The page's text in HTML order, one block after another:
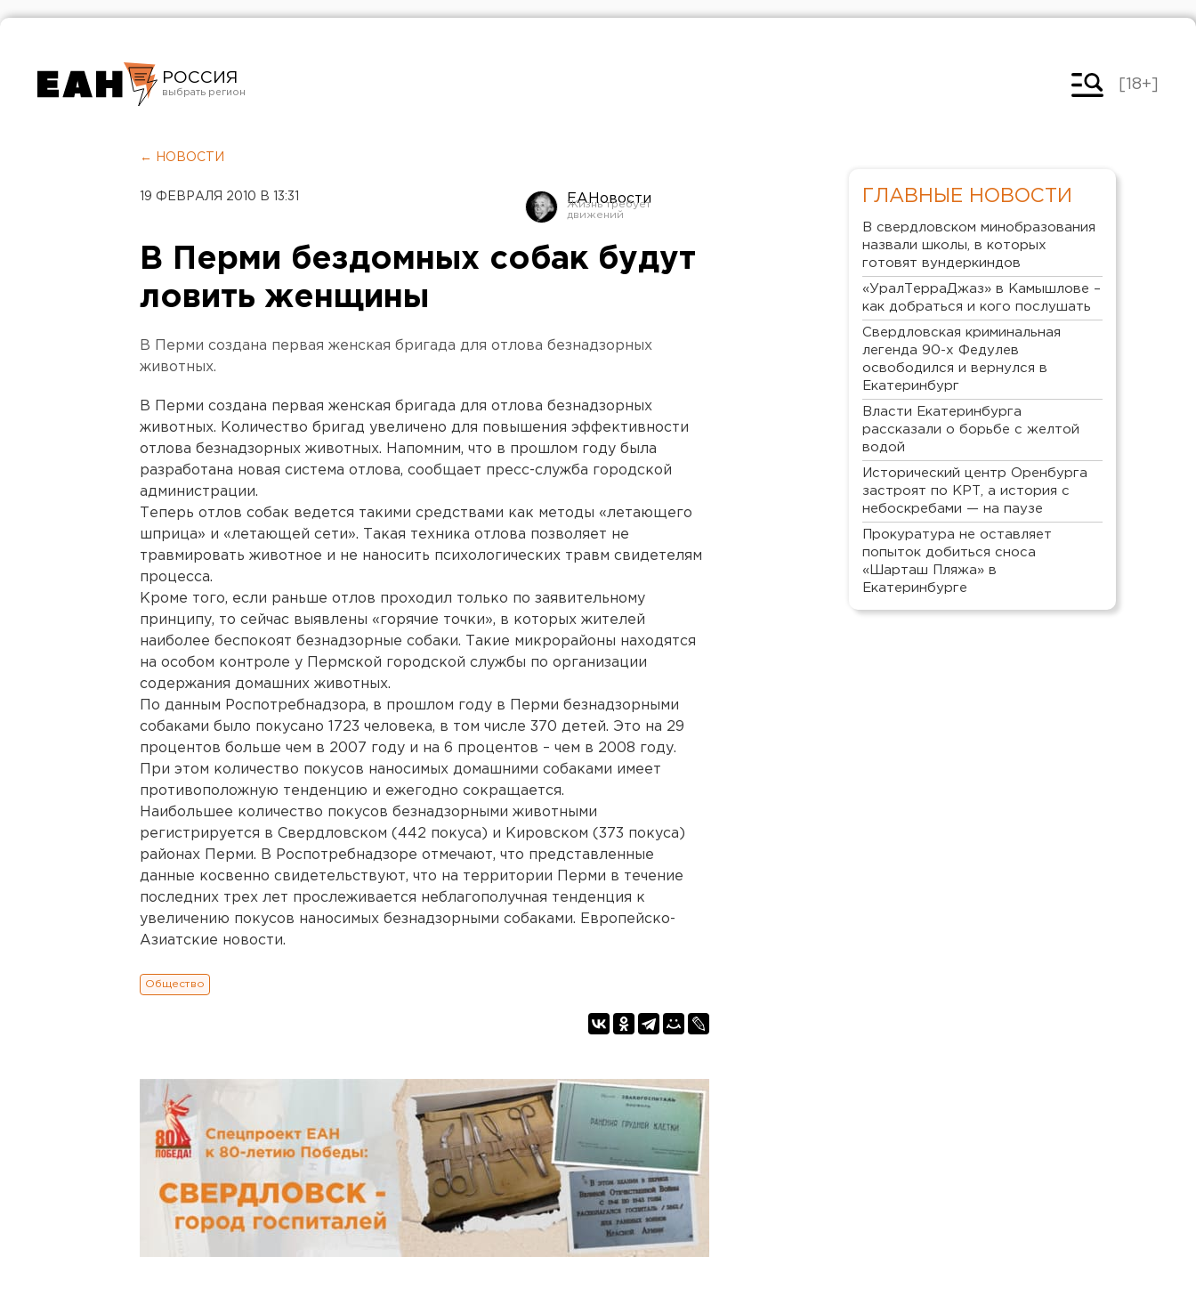
РОССИЯ
Челябинск
[18+]
← НОВОСТИ
19 ФЕВРАЛЯ 2010 В 13:31 ЕАНовости
В Перми бездомных собак будут
ловить женщины
В Перми создана первая женская бригада для отлова безнадзорных
животных.
В Перми создана первая женская бригада для отлова безнадзорных
животных. Количество бригад увеличено для повышения эффективности
отлова безнадзорных животных. Напомним, что в прошлом году была
разработана новая система отлова, сообщает пресс-служба городской
администрации.
Теперь отлов собак ведется такими средствами как методы «летающего
шприца» и «летающей сети». Такая техника отлова позволяет не
травмировать животное и не наносить психологических травм свидетелям
процесса.
Кроме того, если раньше отлов проходил только по заявительному
принципу, то сейчас выявлены «горячие точки», в которых жителей
наиболее беспокоят безнадзорные собаки. Такие микрорайоны находятся
на особом контроле у Пермской городской службы по организации
содержания домашних животных.
По данным Роспотребнадзора, в прошлом году в Перми безнадзорными
собаками было покусано 1723 человека, в том числе 370 детей. Это на 29
процентов больше чем в 2007 году и на 6 процентов – чем в 2008 году.
При этом количество покусов наносимых домашними собаками имеет
противоположную тенденцию и ежегодно сокращается.
Наибольшее количество покусов безнадзорными животными
регистрируется в Свердловском (442 покуса) и Кировском (373 покуса)
районах Перми. В Роспотребнадзоре отмечают, что представленные
данные косвенно свидетельствуют, что на территории Перми в течение
последних трех лет прослеживается неблагополучная тенденция к
увеличению покусов наносимых безнадзорными собаками. Европейско-
Азиатские новости.
Общество
ГЛАВНЫЕ НОВОСТИ
В свердловском минобразования
назвали школы, в которых
готовят вундеркиндов
«УралТерраДжаз» в Камышлове –
как добраться и кого послушать
Свердловская криминальная
легенда 90-х Федулев
освободился и вернулся в
Екатеринбург
Власти Екатеринбурга
рассказали о борьбе с желтой
водой
Исторический центр Оренбурга
застроят по КРТ, а история с
небоскребами — на паузе
Прокуратура не оставляет
попыток добиться сноса
«Шарташ Пляжа» в
Екатеринбурге